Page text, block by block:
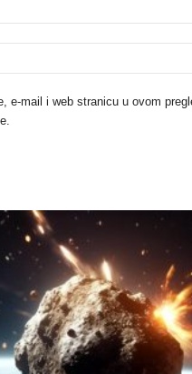
e-mail i web stranicu u ovom